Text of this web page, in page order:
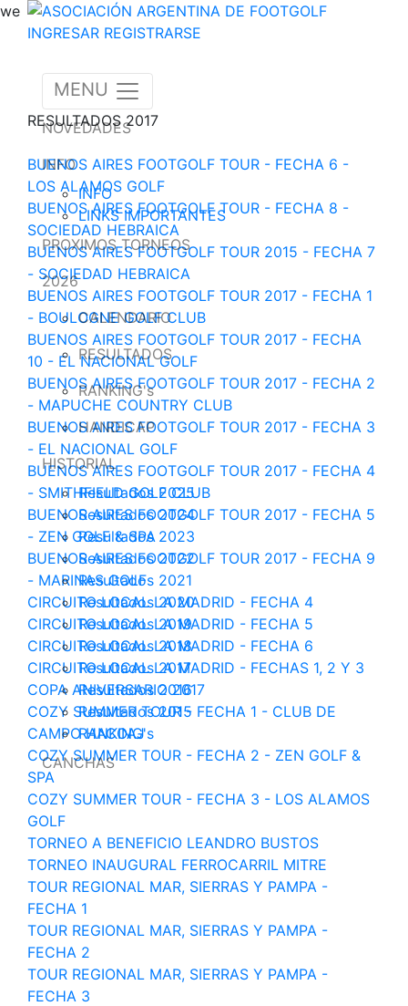
we
INGRESAR REGISTRARSE
MENU
NOVEDADES
INFO
INFO
LINKS IMPORTANTES
PROXIMOS TORNEOS
2026
CALENDARIO
RESULTADOS
RANKING's
HANDICAP
HISTORIAL
Resultados 2025
Resultados 2024
Resultados 2023
Resultados 2022
Resultados 2021
Resultados 2020
Resultados 2019
Resultados 2018
Resultados 2017
Resultados 2016
Resultados 2015
RANKING's
CANCHAS
RESULTADOS 2017
BUENOS AIRES FOOTGOLF TOUR - FECHA 6 -
LOS ALAMOS GOLF
BUENOS AIRES FOOTGOLF TOUR - FECHA 8 -
SOCIEDAD HEBRAICA
BUENOS AIRES FOOTGOLF TOUR 2015 - FECHA 7
- SOCIEDAD HEBRAICA
BUENOS AIRES FOOTGOLF TOUR 2017 - FECHA 1
- BOULOGNE GOLF CLUB
BUENOS AIRES FOOTGOLF TOUR 2017 - FECHA
10 - EL NACIONAL GOLF
BUENOS AIRES FOOTGOLF TOUR 2017 - FECHA 2
- MAPUCHE COUNTRY CLUB
BUENOS AIRES FOOTGOLF TOUR 2017 - FECHA 3
- EL NACIONAL GOLF
BUENOS AIRES FOOTGOLF TOUR 2017 - FECHA 4
- SMITHFIELD GOLF CLUB
BUENOS AIRES FOOTGOLF TOUR 2017 - FECHA 5
- ZEN GOLF & SPA
BUENOS AIRES FOOTGOLF TOUR 2017 - FECHA 9
- MARINAS GOLF
CIRCUITO LOCAL LA MADRID - FECHA 4
CIRCUITO LOCAL LA MADRID - FECHA 5
CIRCUITO LOCAL LA MADRID - FECHA 6
CIRCUITO LOCAL LA MADRID - FECHAS 1, 2 Y 3
COPA ANIVERSARIO 2017
COZY SUMMER TOUR - FECHA 1 - CLUB DE
CAMPO HACOAJ
COZY SUMMER TOUR - FECHA 2 - ZEN GOLF &
SPA
COZY SUMMER TOUR - FECHA 3 - LOS ALAMOS
GOLF
TORNEO A BENEFICIO LEANDRO BUSTOS
TORNEO INAUGURAL FERROCARRIL MITRE
TOUR REGIONAL MAR, SIERRAS Y PAMPA -
FECHA 1
TOUR REGIONAL MAR, SIERRAS Y PAMPA -
FECHA 2
TOUR REGIONAL MAR, SIERRAS Y PAMPA -
FECHA 3